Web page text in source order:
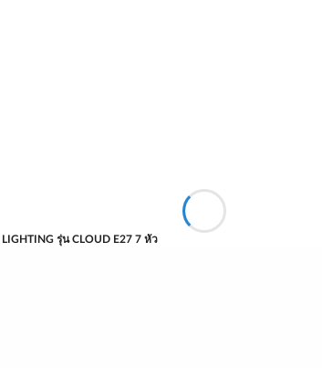
รุ่น CLOUD E27 7 หัว